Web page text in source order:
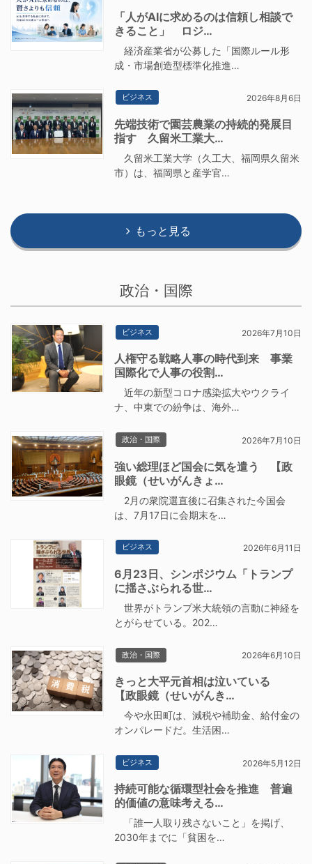
「人がAIに求めるのは信頼し相談で
きること」 ロジ…
経済産業省が公募した「国際ルール形
成・市場創造型標準化推進…
ビジネス 2026年8月6日
先端技術で園芸農業の持続的発展目
指す 久留米工業大…
久留米工業大学（久工大、福岡県久留米
市）は、福岡県と産学官…
もっと見る
政治・国際
ビジネス 2026年7月10日
人権守る戦略人事の時代到来 事業
国際化で人事の役割…
近年の新型コロナ感染拡大やウクライ
ナ、中東での紛争は、海外…
政治・国際 2026年7月10日
強い総理ほど国会に気を遣う 【政
眼鏡（せいがんきょ…
2月の衆院選直後に召集された今国会
は、7月17日に会期末を…
ビジネス 2026年6月11日
6月23日、シンポジウム「トランプ
に揺さぶられる世…
世界がトランプ米大統領の言動に神経を
とがらせている。202…
政治・国際 2026年6月10日
きっと大平元首相は泣いている
【政眼鏡（せいがんき…
今や永田町は、減税や補助金、給付金の
オンパレードだ。生活困…
ビジネス 2026年5月12日
持続可能な循環型社会を推進 普遍
的価値の意味考える…
「誰一人取り残さないこと」を掲げ、
2030年までに「貧困を…